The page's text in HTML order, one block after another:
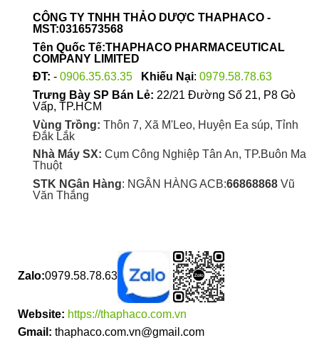
được
chọn
trên
trang
sản
CÔNG TY TNHH THẢO DƯỢC THAPHACO -
MST:0316573568
Tên Quốc Tế:THAPHACO PHARMACEUTICAL
COMPANY LIMITED
ĐT: - 0906.35.63.35 Khiếu Nại: 0979.58.78.63
Trưng Bày SP Bán Lẻ: 22/21 Đường Số 21, P8 Gò
Vấp, TP.HCM
Vùng Trồng: Thôn 7, Xã M'Leo, Huyện Ea súp, Tỉnh
Đắk Lắk
Nhà Máy SX: Cụm Công Nghiệp Tân An, TP.Buôn Ma
Thuột
STK NGân Hàng: NGÂN HÀNG ACB:66868868Vũ
Văn Thắng
Zalo:0979.58.78.63
Website: https://thaphaco.com.vn
Gmail: thaphaco.com.vn@gmail.com